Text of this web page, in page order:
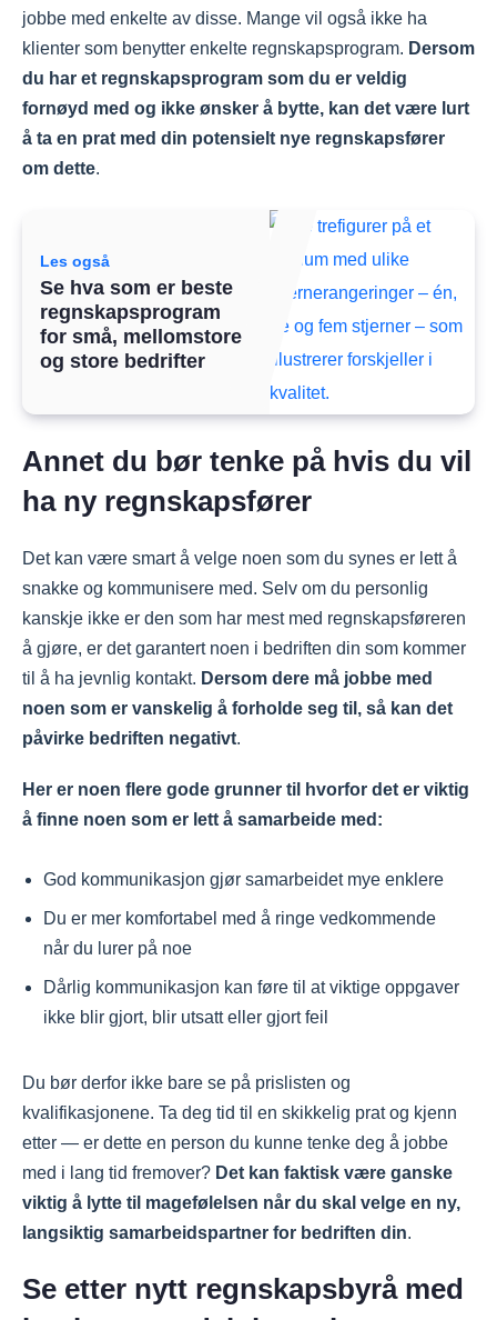
jobbe med enkelte av disse. Mange vil også ikke ha
klienter som benytter enkelte regnskapsprogram. Dersom
du har et regnskapsprogram som du er veldig
fornøyd med og ikke ønsker å bytte, kan det være lurt
å ta en prat med din potensielt nye regnskapsfører
om dette.
Les også
Se hva som er beste
regnskapsprogram
for små, mellomstore
og store bedrifter
Annet du bør tenke på hvis du vil
ha ny regnskapsfører
Det kan være smart å velge noen som du synes er lett å
snakke og kommunisere med. Selv om du personlig
kanskje ikke er den som har mest med regnskapsføreren
å gjøre, er det garantert noen i bedriften din som kommer
til å ha jevnlig kontakt. Dersom dere må jobbe med
noen som er vanskelig å forholde seg til, så kan det
påvirke bedriften negativt.
Her er noen flere gode grunner til hvorfor det er viktig
å finne noen som er lett å samarbeide med:
God kommunikasjon gjør samarbeidet mye enklere
Du er mer komfortabel med å ringe vedkommende
når du lurer på noe
Dårlig kommunikasjon kan føre til at viktige oppgaver
ikke blir gjort, blir utsatt eller gjort feil
Du bør derfor ikke bare se på prislisten og
kvalifikasjonene. Ta deg tid til en skikkelig prat og kjenn
etter — er dette en person du kunne tenke deg å jobbe
med i lang tid fremover? Det kan faktisk være ganske
viktig å lytte til magefølelsen når du skal velge en ny,
langsiktig samarbeidspartner for bedriften din.
Se etter nytt regnskapsbyrå med